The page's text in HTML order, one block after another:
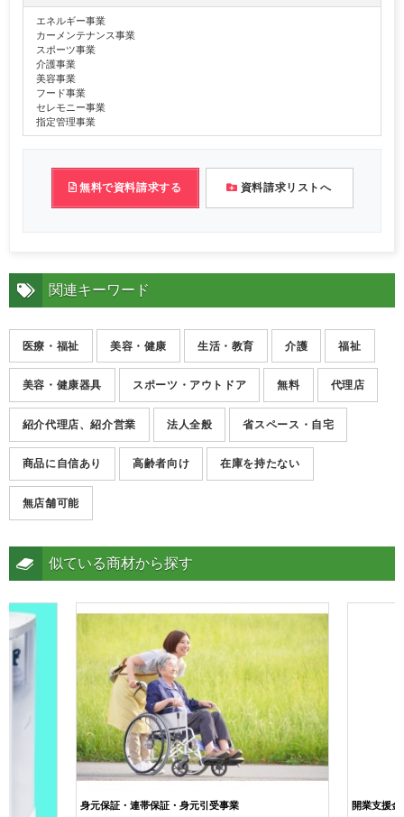
エネルギー事業
カーメンテナンス事業
スポーツ事業
介護事業
美容事業
フード事業
セレモニー事業
指定管理事業
無料で資料請求する 資料請求リストへ
関連キーワード
医療・福祉 美容・健康 生活・教育 介護 福祉
美容・健康器具 スポーツ・アウトドア 無料 代理店
紹介代理店、紹介営業 法人全般 省スペース・自宅
商品に自信あり 高齢者向け 在庫を持たない
無店舗可能
似ている商材から探す
身元保証・連帯保証・身元引受事業 開業支援